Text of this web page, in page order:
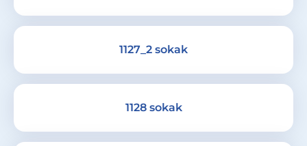
1127_2 sokak
1128 sokak